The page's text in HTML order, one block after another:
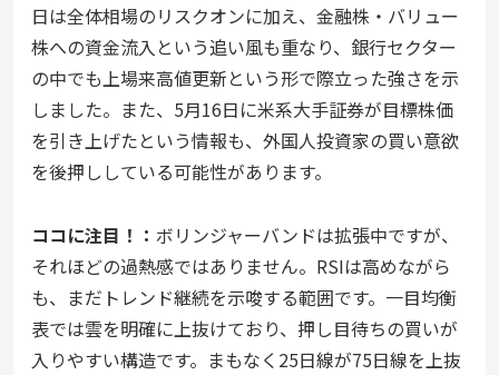
日は全体相場のリスクオンに加え、金融株・バリュー
株への資金流入という追い風も重なり、銀行セクター
の中でも上場来高値更新という形で際立った強さを示
しました。また、5月16日に米系大手証券が目標株価
を引き上げたという情報も、外国人投資家の買い意欲
を後押ししている可能性があります。
ココに注目！： ボリンジャーバンドは拡張中ですが、
それほどの過熱感ではありません。RSIは高めながら
も、まだトレンド継続を示唆する範囲です。一目均衡
表では雲を明確に上抜けており、押し目待ちの買いが
入りやすい構造です。まもなく25日線が75日線を上抜